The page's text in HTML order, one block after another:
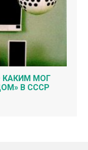
КАКИМ МОГ
В СССР